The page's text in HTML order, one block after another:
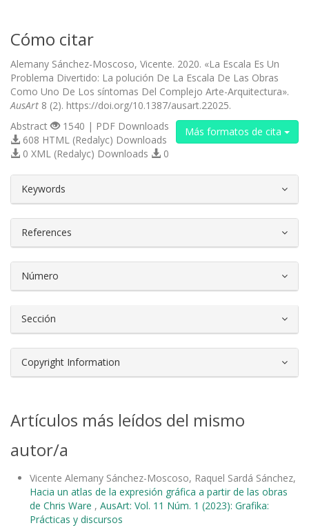
Cómo citar
Alemany Sánchez-Moscoso, Vicente. 2020. «La Escala Es Un
Problema Divertido: La polución De La Escala De Las Obras
Como Uno De Los síntomas Del Complejo Arte-Arquitectura».
AusArt 8 (2). https://doi.org/10.1387/ausart.22025.
Más formatos de cita
Abstract
1540 | PDF Downloads
608 HTML (Redalyc) Downloads
0 XML (Redalyc) Downloads
0
Keywords
References
Número
Sección
Copyright Information
Artículos más leídos del mismo
autor/a
Vicente Alemany Sánchez-Moscoso, Raquel Sardá Sánchez,
Hacia un atlas de la expresión gráfica a partir de las obras
de Chris Ware , AusArt: Vol. 11 Núm. 1 (2023): Grafika:
Prácticas y discursos